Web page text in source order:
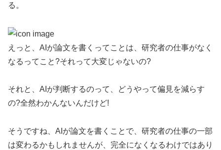
る。
えっと、AIが論文を書くってことは、研究者の仕事がなく
なるってこと?それって大変じゃないの?
それと、AIが判断するのって、どうやって偏見を減らす
の?全然わかんないんだけど!
そうですね、AIが論文を書くことで、研究者の仕事の一部
は変わるかもしれませんが、完全になくなるわけではあり